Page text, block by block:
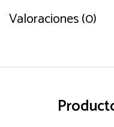
Valoraciones (0)